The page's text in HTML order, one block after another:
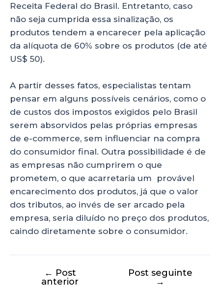
Receita Federal do Brasil. Entretanto, caso
não seja cumprida essa sinalização, os
produtos tendem a encarecer pela aplicação
da alíquota de 60% sobre os produtos (de até
US$ 50).
A partir desses fatos, especialistas tentam
pensar em alguns possíveis cenários, como o
de custos dos impostos exigidos pelo Brasil
serem absorvidos pelas próprias empresas
de e-commerce, sem influenciar na compra
do consumidor final. Outra possibilidade é de
as empresas não cumprirem o que
prometem, o que acarretaria um provável
encarecimento dos produtos, já que o valor
dos tributos, ao invés de ser arcado pela
empresa, seria diluído no preço dos produtos,
caindo diretamente sobre o consumidor.
← Post
anterior
Post seguinte
→